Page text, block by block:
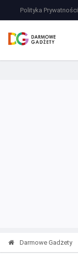
Polityka Prywatności
Darmowe Gadżety